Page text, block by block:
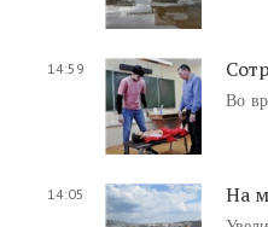
14:59
Во
14:05 На